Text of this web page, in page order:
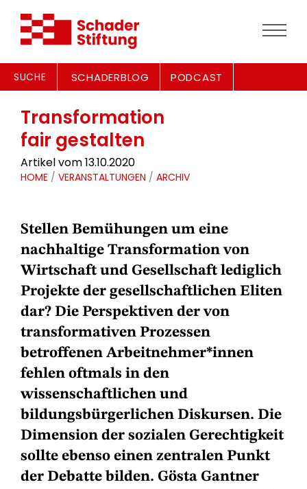
SUCHE SCHADERBLOG PODCAST
Transformation
fair gestalten
Artikel vom 13.10.2020
HOME / VERANSTALTUNGEN / ARCHIV
Stellen Bemühungen um eine
nachhaltige Transformation von
Wirtschaft und Gesellschaft lediglich
Projekte der gesellschaftlichen Eliten
dar? Die Perspektiven der von
transformativen Prozessen
betroffenen Arbeitnehmer*innen
fehlen oftmals in den
wissenschaftlichen und
bildungsbürgerlichen Diskursen. Die
Dimension der sozialen Gerechtigkeit
sollte ebenso einen zentralen Punkt
der Debatte bilden. Gösta Gantner